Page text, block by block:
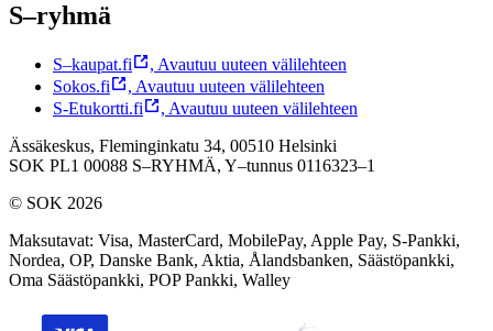
S–ryhmä
S–kaupat.fi , Avautuu uuteen välilehteen
Sokos.fi
, Avautuu uuteen välilehteen
S-Etukortti.fi
, Avautuu uuteen välilehteen
Ässäkeskus, Fleminginkatu 34, 00510 Helsinki
SOK PL1 00088 S–RYHMÄ, Y–tunnus 0116323–1
© SOK 2026
Maksutavat: Visa, MasterCard, MobilePay, Apple Pay, S-Pankki,
Nordea, OP, Danske Bank, Aktia, Ålandsbanken, Säästöpankki,
Oma Säästöpankki, POP Pankki, Walley